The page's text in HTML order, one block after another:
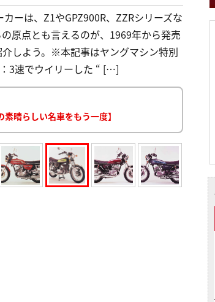
ーは、Z1やGPZ900R、ZZRシリーズな
原点とも言えるのが、1969年から発売
しよう。※本記事はヤングマシン特別
3速でウイリーした “ […]
晴らしい名車をもう一度】